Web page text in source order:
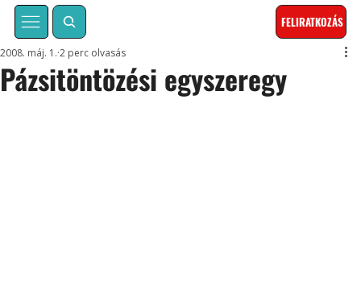
FELIRATKOZÁS
Pázsitöntözési egyszeregy
2008. máj. 1. 2 perc olvasás